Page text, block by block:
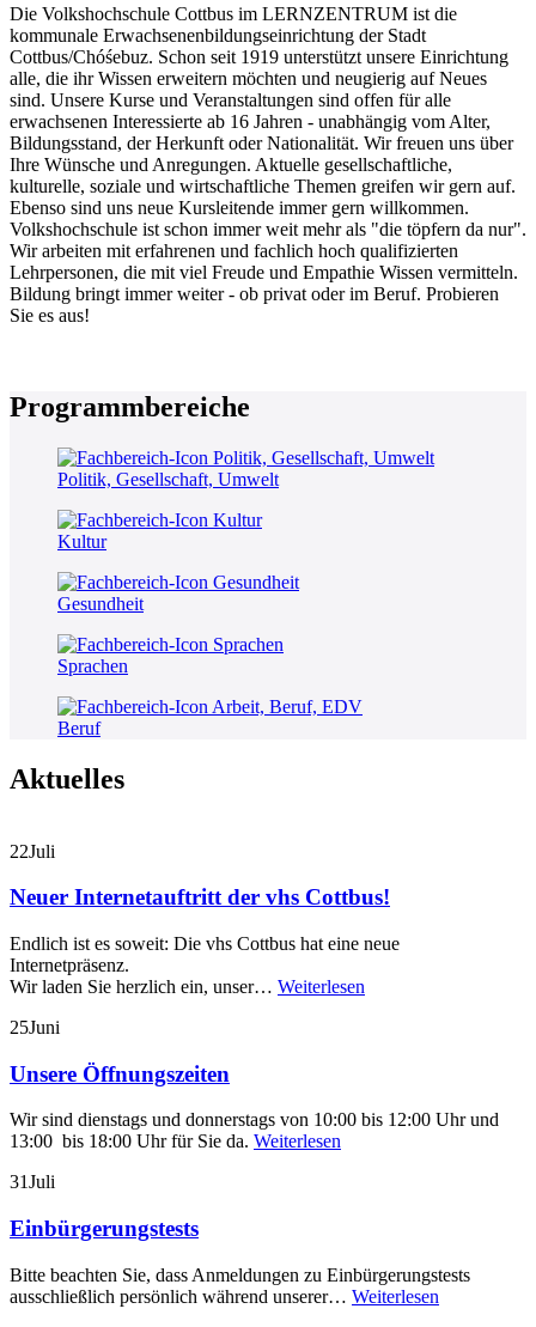
Die Volkshochschule Cottbus im LERNZENTRUM ist die
kommunale Erwachsenenbildungseinrichtung der Stadt
Cottbus/Chóśebuz. Schon seit 1919 unterstützt unsere Einrichtung
alle, die ihr Wissen erweitern möchten und neugierig auf Neues
sind. Unsere Kurse und Veranstaltungen sind offen für alle
erwachsenen Interessierte ab 16 Jahren - unabhängig vom Alter,
Bildungsstand, der Herkunft oder Nationalität. Wir freuen uns über
Ihre Wünsche und Anregungen. Aktuelle gesellschaftliche,
kulturelle, soziale und wirtschaftliche Themen greifen wir gern auf.
Ebenso sind uns neue Kursleitende immer gern willkommen.
Volkshochschule ist schon immer weit mehr als "die töpfern da nur".
Wir arbeiten mit erfahrenen und fachlich hoch qualifizierten
Lehrpersonen, die mit viel Freude und Empathie Wissen vermitteln.
Bildung bringt immer weiter - ob privat oder im Beruf. Probieren
Sie es aus!
Programmbereiche
Politik, Gesellschaft, Umwelt
Kultur
Gesundheit
Sprachen
Beruf
Aktuelles
22Juli
Neuer Internetauftritt der vhs Cottbus!
Endlich ist es soweit: Die vhs Cottbus hat eine neue
Internetpräsenz.
Wir laden Sie herzlich ein, unser… Weiterlesen
25Juni
Unsere Öffnungszeiten
Wir sind dienstags und donnerstags von 10:00 bis 12:00 Uhr und
13:00 bis 18:00 Uhr für Sie da. Weiterlesen
31Juli
Einbürgerungstests
Bitte beachten Sie, dass Anmeldungen zu Einbürgerungstests
ausschließlich persönlich während unserer… Weiterlesen